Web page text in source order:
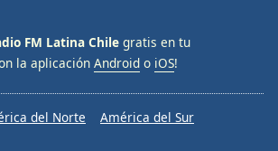
FM Latina Chile gratis en tu
la aplicación Android o iOS!
del Norte
América del Sur